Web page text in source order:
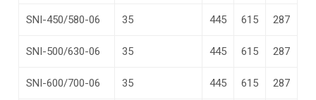
SNI-450/580-06 35 445 615 287
SNI-500/630-06 35 445 615 287
SNI-600/700-06 35 445 615 287